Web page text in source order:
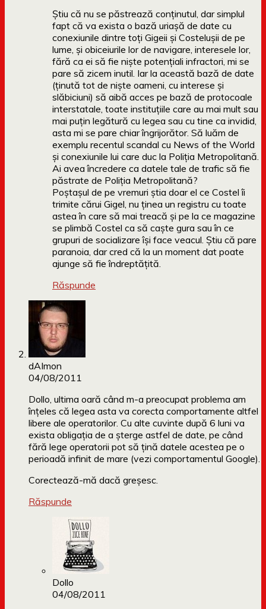
Știu că nu se păstrează conținutul, dar simplul
fapt că va exista o bază uriașă de date cu
conexiunile dintre toți Gigeii și Costelușii de pe
lume, și obiceiurile lor de navigare, interesele lor,
fără ca ei să fie niște potențiali infractori, mi se
pare să zicem inutil. Iar la această bază de date
(ținută tot de niște oameni, cu interese și
slăbiciuni) să aibă acces pe bază de protocoale
interstatale, toate instituțiile care au mai mult sau
mai puțin legătură cu legea sau cu tine ca invidid,
asta mi se pare chiar îngrijorător. Să luăm de
exemplu recentul scandal cu News of the World
și conexiunile lui care duc la Poliția Metropolitană.
Ai avea încredere ca datele tale de trafic să fie
păstrate de Poliția Metropolitană?
Poștașul de pe vremuri știa doar el ce Costel îi
trimite cărui Gigel, nu ținea un registru cu toate
astea în care să mai treacă și pe la ce magazine
se plimbă Costel ca să caște gura sau în ce
grupuri de socializare își face veacul. Știu că pare
paranoia, dar cred că la un moment dat poate
ajunge să fie îndreptățită.
Răspunde
dAImon
04/08/2011
Dollo, ultima oară când m-a preocupat problema am
înţeles că legea asta va corecta comportamente altfel
libere ale operatorilor. Cu alte cuvinte după 6 luni va
exista obligaţia de a şterge astfel de date, pe când
fără lege operatorii pot să ţină datele acestea pe o
perioadă infinit de mare (vezi comportamentul Google).
Corectează-mă dacă greşesc.
Răspunde
Dollo
04/08/2011